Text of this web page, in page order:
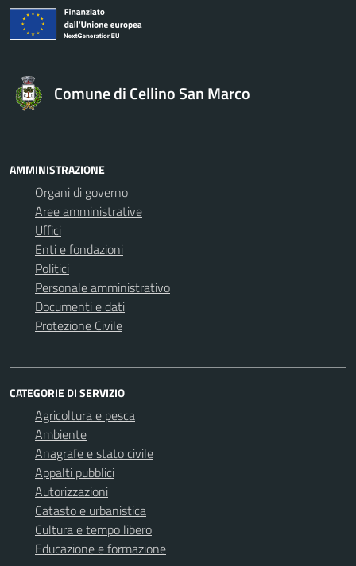
Comune di Cellino San Marco
AMMINISTRAZIONE
Organi di governo
Aree amministrative
Uffici
Enti e fondazioni
Politici
Personale amministrativo
Documenti e dati
Protezione Civile
CATEGORIE DI SERVIZIO
Agricoltura e pesca
Ambiente
Anagrafe e stato civile
Appalti pubblici
Autorizzazioni
Catasto e urbanistica
Cultura e tempo libero
Educazione e formazione